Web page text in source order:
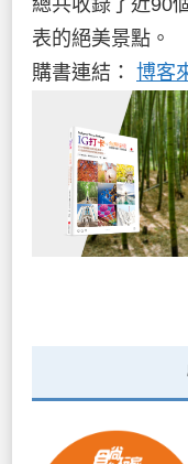
表的絕美景點。
購書連結： 博客